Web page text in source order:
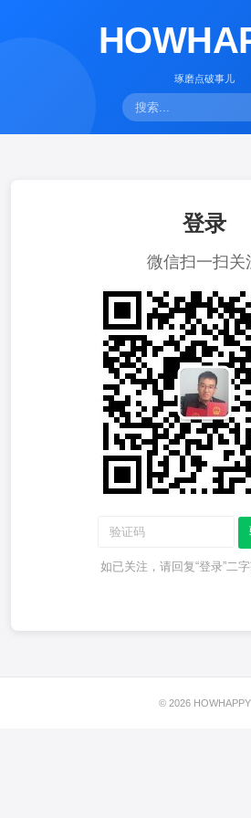
琢磨点破事儿
登录
微信扫一扫关
如已关注，请回复“登录”二
© 2026 HOWHAPPY